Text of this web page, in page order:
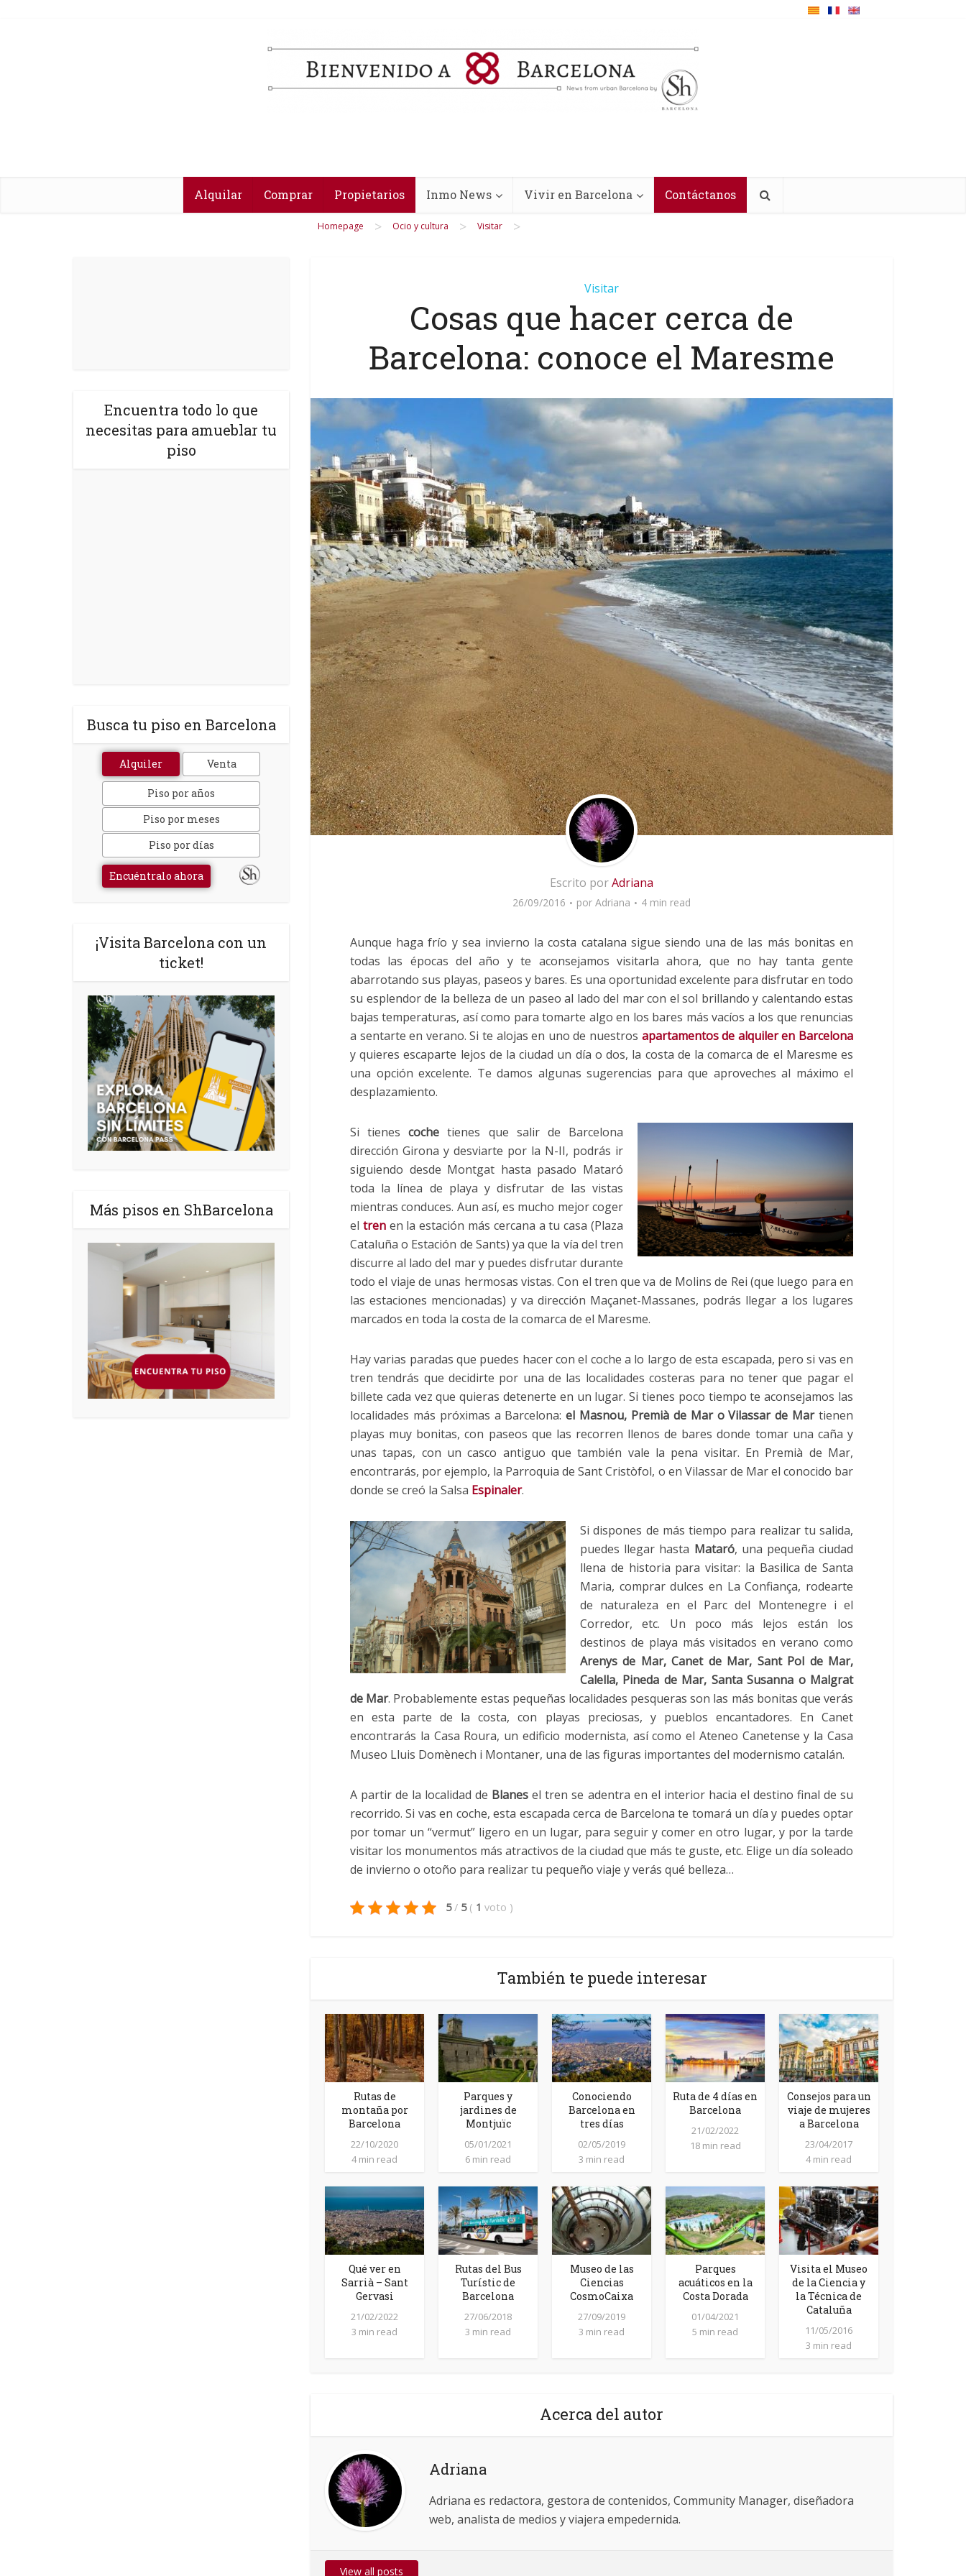
Alquilar Comprar Propietarios Inmo News Vivir en Barcelona Contáctanos
Homepage > Ocio y cultura > Visitar >
Encuentra todo lo que
necesitas para amueblar tu
piso
Busca tu piso en Barcelona
Alquiler Venta
Piso por años
Piso por meses
Piso por días
Encuéntralo ahora
¡Visita Barcelona con un
ticket!
Más pisos en ShBarcelona
Visitar
Cosas que hacer cerca de
Barcelona: conoce el Maresme
Escrito porAdriana
26/09/2016 por Adriana 4 min read
Aunque haga frío y sea invierno la costa catalana sigue siendo una de las más bonitas en
todas las épocas del año y te aconsejamos visitarla ahora, que no hay tanta gente
abarrotando sus playas, paseos y bares. Es una oportunidad excelente para disfrutar en todo
su esplendor de la belleza de un paseo al lado del mar con el sol brillando y calentando estas
bajas temperaturas, así como para tomarte algo en los bares más vacíos a los que renuncias
a sentarte en verano. Si te alojas en uno de nuestros apartamentos de alquiler en Barcelona
y quieres escaparte lejos de la ciudad un día o dos, la costa de la comarca de el Maresme es
una opción excelente. Te damos algunas sugerencias para que aproveches al máximo el
desplazamiento.
Si tienescoche tienes que salir de Barcelona
dirección Girona y desviarte por la N-II, podrás ir
siguiendo desde Montgat hasta pasado Mataró
toda la línea de playa y disfrutar de las vistas
mientras conduces. Aun así, es mucho mejor coger
el trenen la estación más cercana a tu casa (Plaza
Cataluña o Estación de Sants) ya que la vía del tren
discurre al lado del mar y puedes disfrutar durante
todo el viaje de unas hermosas vistas. Con el tren que va de Molins de Rei (que luego para en
las estaciones mencionadas) y va dirección Maçanet-Massanes, podrás llegar a los lugares
marcados en toda la costa de la comarca de el Maresme.
Hay varias paradas que puedes hacer con el coche a lo largo de esta escapada, pero si vas en
tren tendrás que decidirte por una de las localidades costeras para no tener que pagar el
billete cada vez que quieras detenerte en un lugar. Si tienes poco tiempo te aconsejamos las
localidades más próximas a Barcelona:el Masnou, Premià de Mar o Vilassar de Martienen
playas muy bonitas, con paseos que las recorren llenos de bares donde tomar una caña y
unas tapas, con un casco antiguo que también vale la pena visitar. En Premià de Mar,
encontrarás, por ejemplo, la Parroquia de Sant Cristòfol, o en Vilassar de Mar el conocido bar
donde se creó la Salsa Espinaler.
Si dispones de más tiempo para realizar tu salida,
puedes llegar hasta Mataró, una pequeña ciudad
llena de historia para visitar: la Basilica de Santa
Maria, comprar dulces en La Confiança, rodearte
de naturaleza en el Parc del Montenegre i el
Corredor, etc. Un poco más lejos están los
destinos de playa más visitados en verano como
Arenys de Mar, Canet de Mar, Sant Pol de Mar,
Calella, Pineda de Mar, Santa Susanna o Malgrat
de Mar. Probablemente estas pequeñas localidades pesqueras son las más bonitas que verás
en esta parte de la costa, con playas preciosas, y pueblos encantadores. En Canet
encontrarás la Casa Roura, un edificio modernista, así como el Ateneo Canetense y la Casa
Museo Lluis Domènech i Montaner, una de las figuras importantes del modernismo catalán.
A partir de la localidad de Blanes el tren se adentra en el interior hacia el destino final de su
recorrido. Si vas en coche, esta escapada cerca de Barcelona te tomará un día y puedes optar
por tomar un “vermut” ligero en un lugar, para seguir y comer en otro lugar, y por la tarde
visitar los monumentos más atractivos de la ciudad que más te guste, etc. Elige un día soleado
de invierno o otoño para realizar tu pequeño viaje y verás qué belleza…
5 / 5 ( 1 voto )
También te puede interesar
Rutas de
montaña por
Barcelona
22/10/2020
4 min read
Parques y
jardines de
Montjuïc
05/01/2021
6 min read
Conociendo
Barcelona en
tres días
02/05/2019
3 min read
Ruta de 4 días en
Barcelona
21/02/2022
18 min read
Consejos para un
viaje de mujeres
a Barcelona
23/04/2017
4 min read
Qué ver en
Sarrià – Sant
Gervasi
21/02/2022
3 min read
Rutas del Bus
Turístic de
Barcelona
27/06/2018
3 min read
Museo de las
Ciencias
CosmoCaixa
27/09/2019
3 min read
Parques
acuáticos en la
Costa Dorada
01/04/2021
5 min read
Visita el Museo
de la Ciencia y
la Técnica de
Cataluña
11/05/2016
3 min read
Acerca del autor
Adriana
Adriana es redactora, gestora de contenidos, Community Manager, diseñadora
web, analista de medios y viajera empedernida.
View all posts